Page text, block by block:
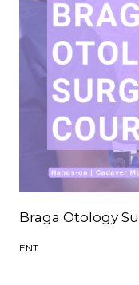
Braga Otology
ENT